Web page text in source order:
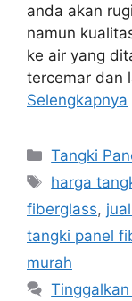
anda akan
namun
ke air yang
tercemar dan
Selengkapnya
Kategori
Tangki
Tag
harga
fiberglass,
tangki panel
murah